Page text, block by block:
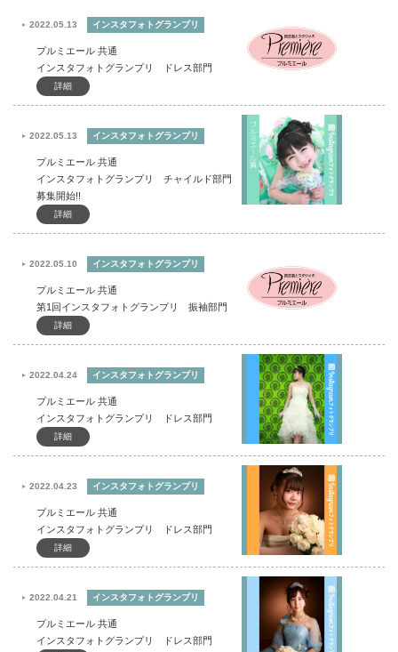
2022.05.13 インスタフォトグランプリ
プルミエール 共通
インスタフォトグランプリ ドレス部門
詳細
2022.05.13 インスタフォトグランプリ
プルミエール 共通
インスタフォトグランプリ チャイルド部門
募集開始!!
詳細
2022.05.10 インスタフォトグランプリ
プルミエール 共通
第1回インスタフォトグランプリ 振袖部門
詳細
2022.04.24 インスタフォトグランプリ
プルミエール 共通
インスタフォトグランプリ ドレス部門
詳細
2022.04.23 インスタフォトグランプリ
プルミエール 共通
インスタフォトグランプリ ドレス部門
詳細
2022.04.21 インスタフォトグランプリ
プルミエール 共通
インスタフォトグランプリ ドレス部門